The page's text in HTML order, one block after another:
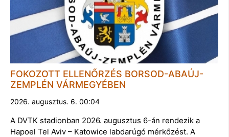
FOKOZOTT ELLENŐRZÉS BORSOD-ABAÚJ-
ZEMPLÉN VÁRMEGYÉBEN
2026. augusztus. 6. 00:04
A DVTK stadionban 2026. augusztus 6-án rendezik a
Hapoel Tel Aviv – Katowice labdarúgó mérkőzést. A